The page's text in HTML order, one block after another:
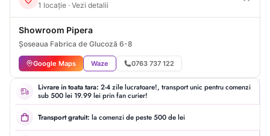
1 locație · Vezi detalii
Showroom Pipera
Șoseaua Fabrica de Glucoză 6-8
Google Maps Waze 0763 737 122
Livrare in toata tara: 2-4 zile lucratoare!, transport unic pentru comenzi
sub 500 lei 19.99 lei prin fan curier!
Transport gratuit: la comenzi de peste 500 de lei